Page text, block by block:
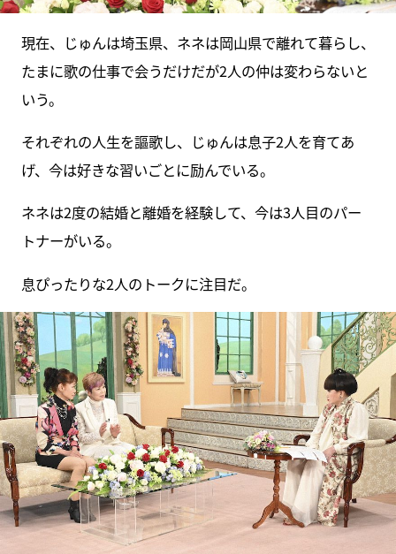
現在、じゅんは埼玉県、ネネは岡山県で離れて暮らし、
たまに歌の仕事で会うだけだが2人の仲は変わらないと
いう。
それぞれの人生を謳歌し、じゅんは息子2人を育てあ
げ、今は好きな習いごとに励んでいる。
ネネは2度の結婚と離婚を経験して、今は3人目のパー
トナーがいる。
息ぴったりな2人のトークに注目だ。